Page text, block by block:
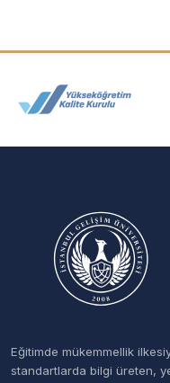
Eğitimde mükemmellik
standartlarda bilgi üreten,